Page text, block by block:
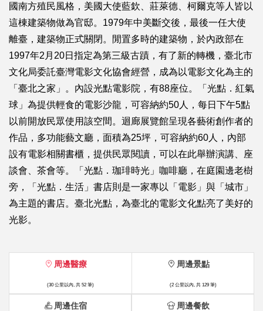
國南方殖民風格，美國大使藍欽、莊萊德、柯爾克等人皆以
這棟建築物做為官邸。1979年中美斷交後，最後一任大使
離臺，建築物正式關閉。閒置多時的建築物，於內政部在
1997年2月20日指定為第三級古蹟，有了新的轉機，臺北市
文化局委託臺灣電影文化協會經營，成為以電影文化為主的
「臺北之家」。內設光點電影院，有88座位。「光點．紅氣
球」為提供輕食的電影沙龍，可容納約50人，每日下午5點
以前開放民眾使用該空間。迴廊展覽館呈現各藝術創作者的
作品，多功能藝文廳，面積為25坪，可容納約60人，內部
設有電影相關書櫃，提供民眾閱讀，可以在此舉辦演講、座
談會、茶會等。「光點．珈琲時光」咖啡廳，在庭園邊老樹
旁，「光點．生活」書店則是一家專以「電影」與「城市」
為主題的書店。臺北光點，為臺北的電影文化點亮了美好的
光影。
周邊醫療
(30 公里以內, 共 52 筆)
周邊景點
(2 公里以內, 共 129 筆)
周邊住宿 周邊餐飲